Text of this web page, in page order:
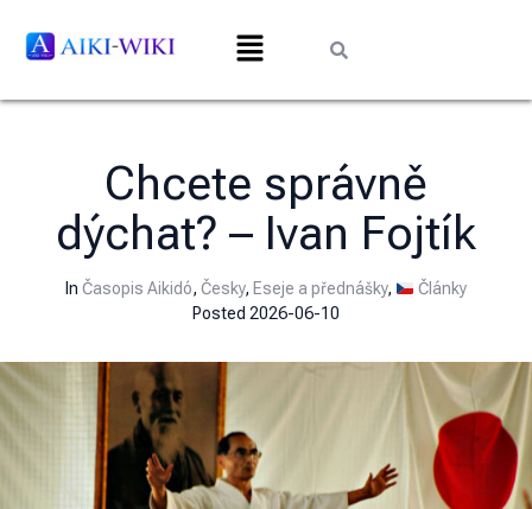
Chcete správně
dýchat? – Ivan Fojtík
InČasopis Aikidó,Česky, Eseje a přednášky,
Články
Posted 2026-06-10